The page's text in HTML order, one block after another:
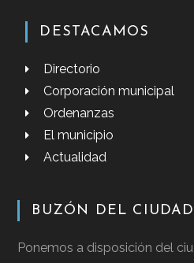
DESTACAMOS
Directorio
Corporación municipal
Ordenanzas
El municipio
Actualidad
BUZÓN DEL
Ponemos a disposición del